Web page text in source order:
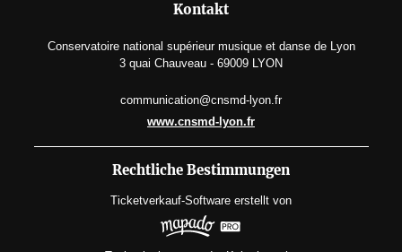
Kontakt
Conservatoire national supérieur musique et danse de Lyon
3 quai Chauveau - 69009 LYON
communication@cnsmd-lyon.fr
www.cnsmd-lyon.fr
Rechtliche Bestimmungen
Ticketverkauf-Software erstellt von